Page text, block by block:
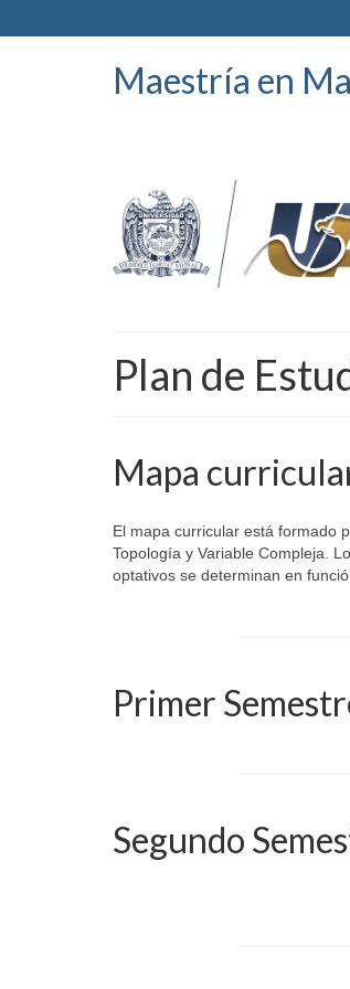
Maestría en
Plan de
Mapa
El mapa curricular está formado
Topología y Variable Compleja.
optativos se determinan en
Primer
Segundo